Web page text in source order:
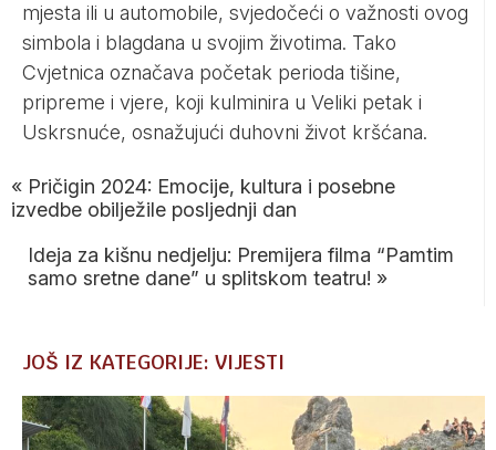
mjesta ili u automobile, svjedočeći o važnosti ovog
simbola i blagdana u svojim životima. Tako
Cvjetnica označava početak perioda tišine,
pripreme i vjere, koji kulminira u Veliki petak i
Uskrsnuće, osnažujući duhovni život kršćana.
« Pričigin 2024: Emocije, kultura i posebne
izvedbe obilježile posljednji dan
Ideja za kišnu nedjelju: Premijera filma “Pamtim
samo sretne dane” u splitskom teatru! »
JOŠ IZ KATEGORIJE: VIJESTI